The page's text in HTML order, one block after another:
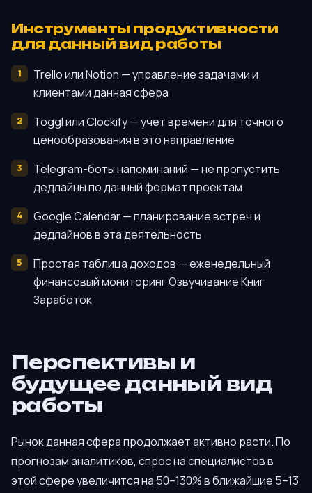
Инструменты продуктивности
для данный вид работы
Trello или Notion — управление задачами и
клиентами данная сфера
Toggl или Clockify — учёт времени для точного
ценообразования в это направление
Telegram-боты напоминаний — не пропустить
дедлайны по данный формат проектам
Google Calendar — планирование встреч и
дедлайнов в эта деятельность
Простая таблица доходов — еженедельный
финансовый мониторинг Озвучивание Книг
Заработок
Перспективы и
будущее данный вид
работы
Рынок данная сфера продолжает активно расти. По
прогнозам аналитиков, спрос на специалистов в
этой сфере увеличится на 50–130% в ближайшие 5–13